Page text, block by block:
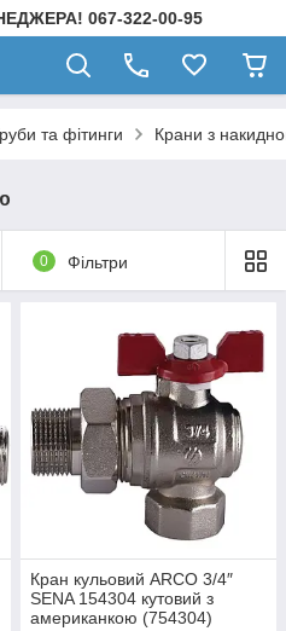
067-322-00-95
та фітинги Крани з
0 Фільтри
Кран кульовий ARCO 3/4″
SENA 154304 кутовий з
американкою (754304)